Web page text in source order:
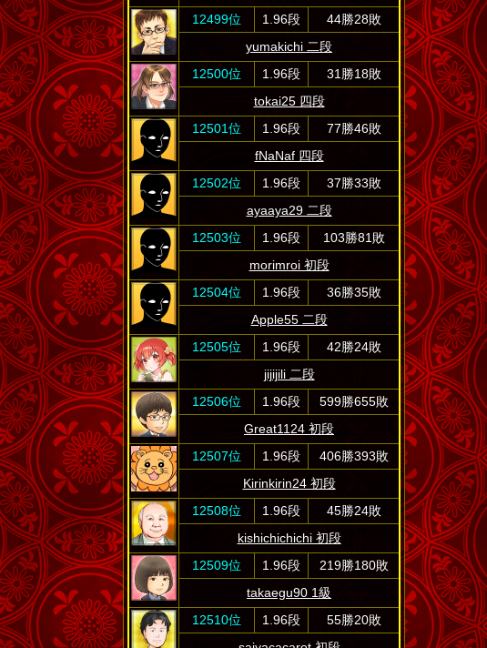
12499位
1.96段
44勝28敗
yumakichi 二段
12500位
1.96段
31勝18敗
tokai25 四段
12501位
1.96段
77勝46敗
fNaNaf 四段
12502位
1.96段
37勝33敗
ayaaya29 二段
12503位
1.96段
103勝81敗
morimroi 初段
12504位
1.96段
36勝35敗
Apple55 二段
12505位
1.96段
42勝24敗
jijijili 二段
12506位
1.96段
599勝655敗
Great1124 初段
12507位
1.96段
406勝393敗
Kirinkirin24 初段
12508位
1.96段
45勝24敗
kishichichichi 初段
12509位
1.96段
219勝180敗
takaegu90 1級
12510位
1.96段
55勝20敗